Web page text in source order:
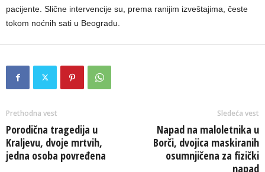
pacijente. Slične intervencije su, prema ranijim izveštajima, česte
tokom noćnih sati u Beogradu.
Prethodna vest
Porodična tragedija u
Kraljevu, dvoje mrtvih,
jedna osoba povređena
Sledeća vest
Napad na maloletnika u
Borči, dvojica maskiranih
osumnjičena za fizički
napad